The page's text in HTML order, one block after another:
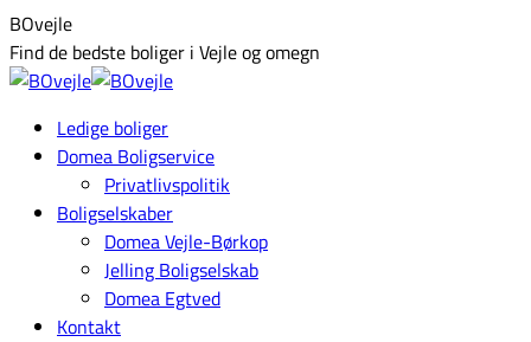
Skip
to
content
Facebook
page
opens
new
window
BOvejle
Find de bedste boliger i Vejle og omegn
Ledige boliger
Domea Boligservice
Privatlivspolitik
Boligselskaber
Domea Vejle-Børkop
Jelling Boligselskab
Domea Egtved
Kontakt